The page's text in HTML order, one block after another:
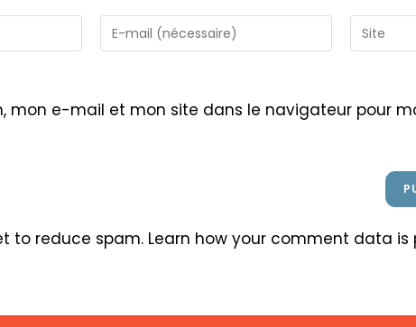
Enter
your
to
Saisir
l’URL
site
mon e-mail et mon site dans le navigateur pour
to reduce spam. Learn how your comment data is